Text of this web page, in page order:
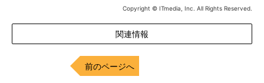
Copyright © ITmedia, Inc. All Rights Reserved.
関連情報
前のページへ